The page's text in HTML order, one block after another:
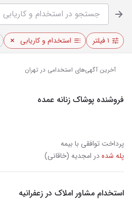
۱ فیلتر استخدام و کاریابی
آخرین آگهی‌های استخدامی در تهران
فروشنده پوشاک زنانه عمده
پرداخت توافقی با بیمه
پله شدهدر امجدیه (خاقانی)
استخدام مشاور املاک در زعفرانیه